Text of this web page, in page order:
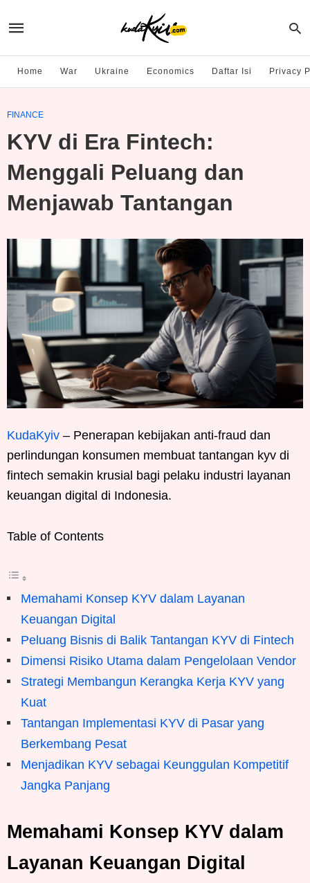
Home War Ukraine Economics Daftar Isi Privacy
FINANCE
KYV di Era Fintech:
Menggali Peluang dan
Menjawab Tantangan
KudaKyiv – Penerapan kebijakan anti-fraud dan
perlindungan konsumen membuat tantangan kyv di
fintech semakin krusial bagi pelaku industri layanan
keuangan digital di Indonesia.
Table of Contents
Memahami Konsep KYV dalam Layanan
Keuangan Digital
Peluang Bisnis di Balik Tantangan KYV di Fintech
Dimensi Risiko Utama dalam Pengelolaan Vendor
Strategi Membangun Kerangka Kerja KYV yang
Kuat
Tantangan Implementasi KYV di Pasar yang
Berkembang Pesat
Menjadikan KYV sebagai Keunggulan Kompetitif
Jangka Panjang
Memahami Konsep KYV dalam
Layanan Keuangan Digital